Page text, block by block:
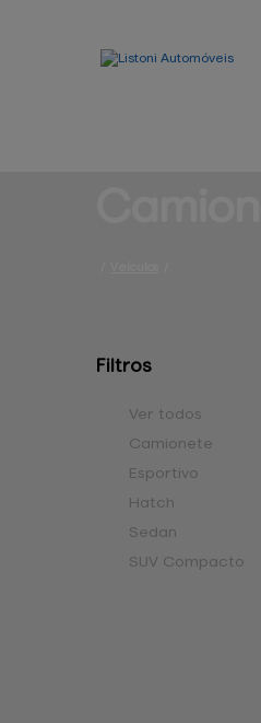
Filtros
Ver todos
Camionete
Esportivo
Hatch
Sedan
SUV Compacto